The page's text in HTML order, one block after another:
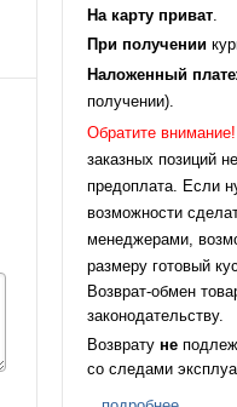
На карту приват.
При получении
Наложенный
получении).
Обратите внимание!
заказных позиций
предоплата. Если
возможности
менеджерами,
размеру готовый
Возврат-обмен
законодательству.
Возвратуне
со следами